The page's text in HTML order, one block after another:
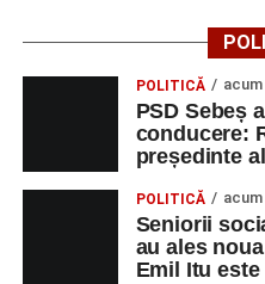
POLITICĂ acum
PSD Sebeș
conducere:
președinte
POLITICĂ acum
Seniorii
au ales
Emil Itu